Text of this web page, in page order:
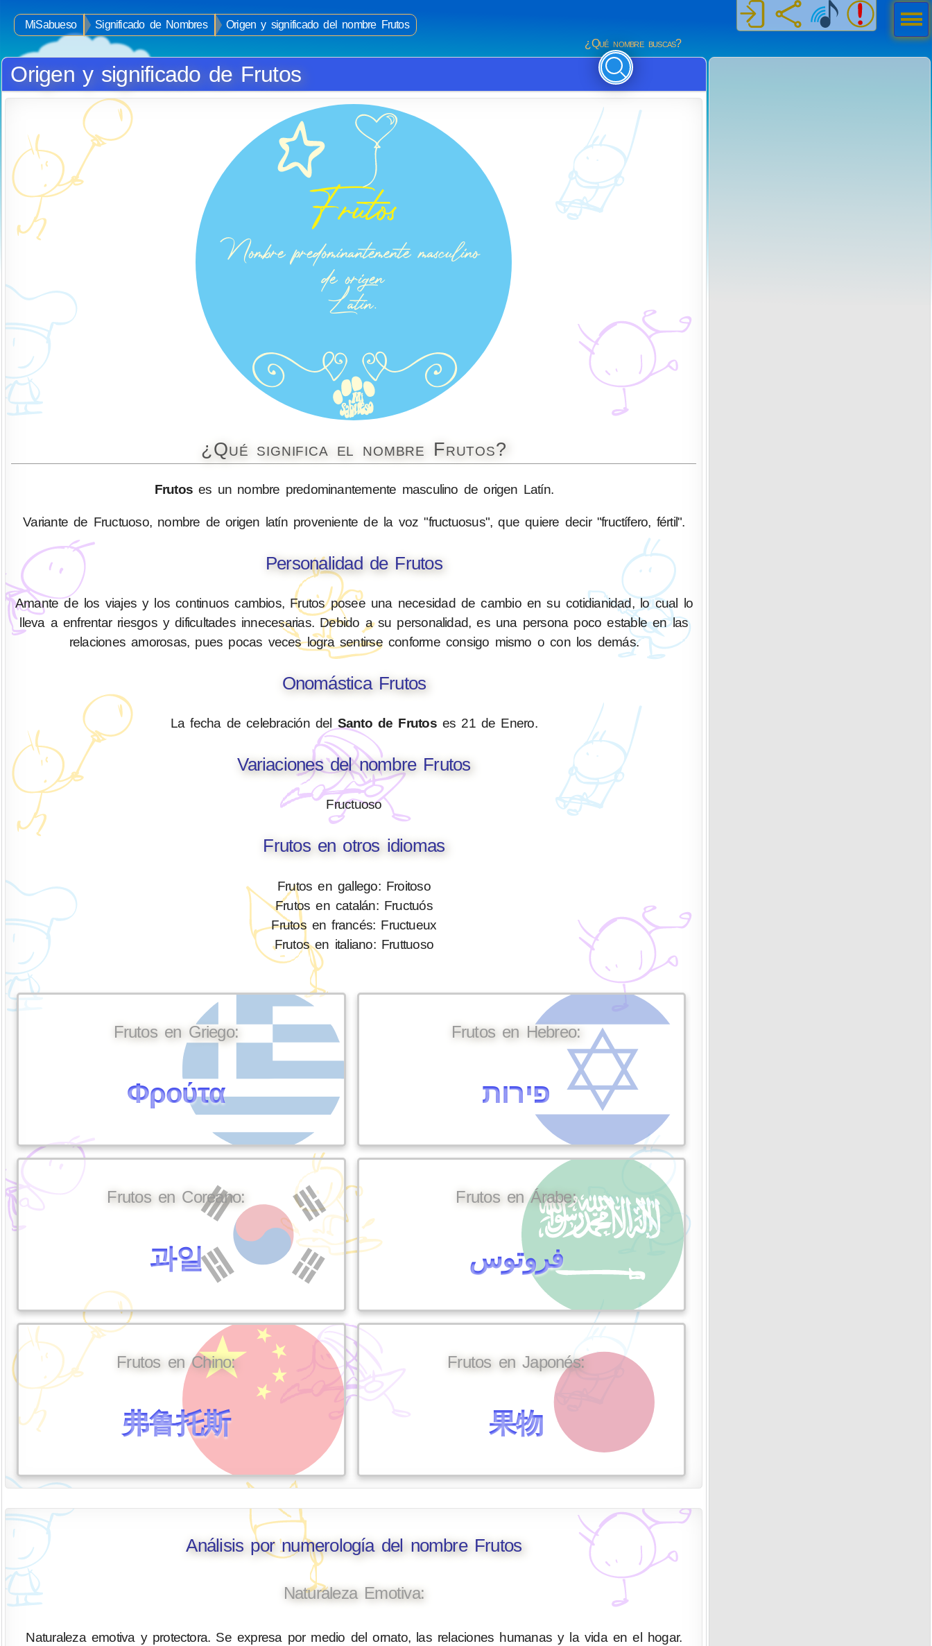
MiSabueso Significado de Nombres
Origen y significado del nombre Frutos
¿Qué nombre buscas?
Origen y significado de Frutos
¿Qué significa el nombre Frutos?
Frutos es un nombre predominantemente masculino de origen Latín.
Variante de Fructuoso, nombre de origen latín proveniente de la voz "fructuosus", que quiere decir "fructífero, fértil".
Personalidad de Frutos
Amante de los viajes y los continuos cambios, Frutos posee una necesidad de cambio en su cotidianidad, lo cual lo
lleva a enfrentar riesgos y dificultades innecesarias. Debido a su personalidad, es una persona poco estable en las
relaciones amorosas, pues pocas veces logra sentirse conforme consigo mismo o con los demás.
Onomástica Frutos
La fecha de celebración del Santo de Frutoses 21 de Enero.
Variaciones del nombre Frutos
Fructuoso
Frutos en otros idiomas
Frutos en gallego: Froitoso
Frutos en catalán: Fructuós
Frutos en francés: Fructueux
Frutos en italiano: Fruttuoso
Frutos en Griego:
Φρούτα
Frutos en Hebreo:
פירות
Frutos en Coreano:
과일
Frutos en Árabe:
فروتوس
Frutos en Chino:
弗鲁托斯
Frutos en Japonés:
果物
Análisis por numerología del nombre Frutos
Naturaleza Emotiva:
Naturaleza emotiva y protectora. Se expresa por medio del ornato, las relaciones humanas y la vida en el hogar.
Men
ú